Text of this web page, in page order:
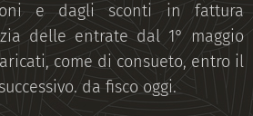
e dagli sconti in fattura
delle entrate dal 1° maggio
come di consueto, entro il
da fisco oggi.